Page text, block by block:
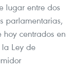
lugar entre dos
parlamentarias,
centrados en
Ley de